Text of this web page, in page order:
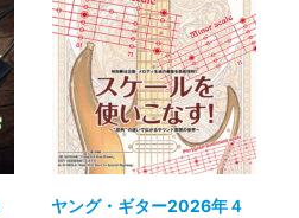
ヤング・ギター2026年４